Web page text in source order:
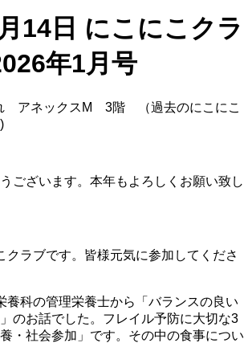
14日 にこにこクラ
年1月号
アネックス M 3階
（過去のにこにこ
)
ございます。本年もよろしくお願い致し
クラブです。皆様元気に参加してくださ
養科の管理栄養士から「バランスの良い
のお話でした。フレイル予防に大切な3
・社会参加」です。その中の食事につい